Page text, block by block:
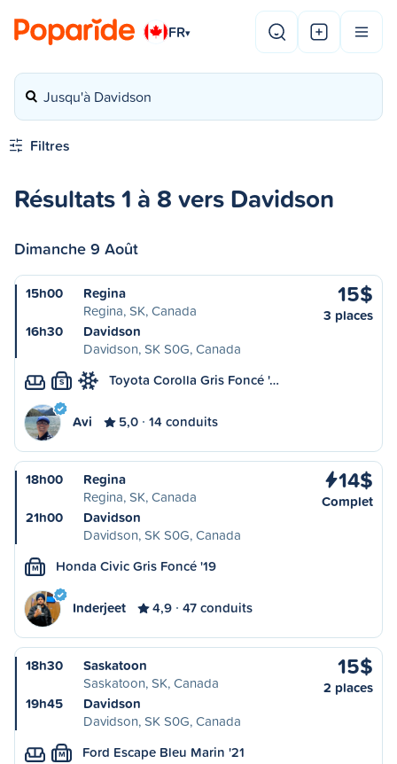
FR▾
Jusqu'à Davidson
Filtres
Résultats 1 à 8 vers Davidson
Dimanche 9 Août
15h00
Regina
Regina, SK, Canada
16h30
Davidson
Davidson, SK S0G, Canada
15$
3 places
S Toyota Corolla Gris Foncé '…
Avi 5,0 14 conduits
18h00
Regina
Regina, SK, Canada
21h00
Davidson
Davidson, SK S0G, Canada
14$
Complet
M Honda Civic Gris Foncé '19
Inderjeet 4,9 47 conduits
18h30
Saskatoon
Saskatoon, SK, Canada
19h45
Davidson
Davidson, SK S0G, Canada
15$
2 places
M Ford Escape Bleu Marin '21